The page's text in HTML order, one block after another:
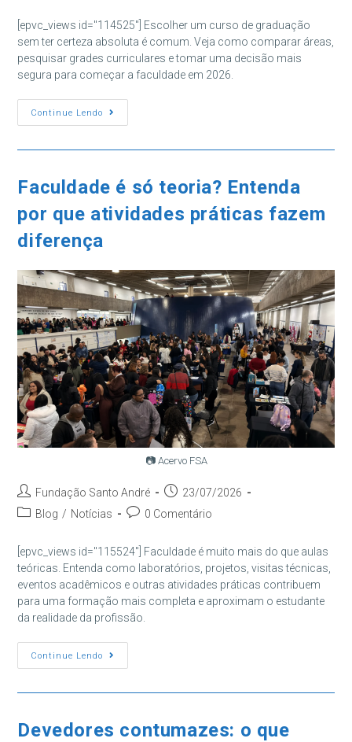
post:
post:
[epvc_views id="114525"] Escolher um curso de graduação
sem ter certeza absoluta é comum. Veja como comparar áreas,
pesquisar grades curriculares e tomar uma decisão mais
segura para começar a faculdade em 2026.
Continue Lendo
Como
Escolher
Com
Dúvidas
Faculdade é só teoria? Entenda
por que atividades práticas fazem
diferença
📷 Acervo FSA
Autor
do
Fundação Santo André
Post
publicado:
23/07/2026
Categoria
post:
Blog / Notícias
Comentários
post:
0 Comentário
[epvc_views id="115524"] Faculdade é muito mais do que aulas
teóricas. Entenda como laboratórios, projetos, visitas técnicas,
eventos acadêmicos e outras atividades práticas contribuem
para uma formação mais completa e aproximam o estudante
da realidade da profissão.
Continue Lendo
Faculdade
É
Atividades
Devedores contumazes: o que